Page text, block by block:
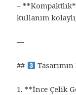
–
kullanım
—
##
1. **İnce Çelik